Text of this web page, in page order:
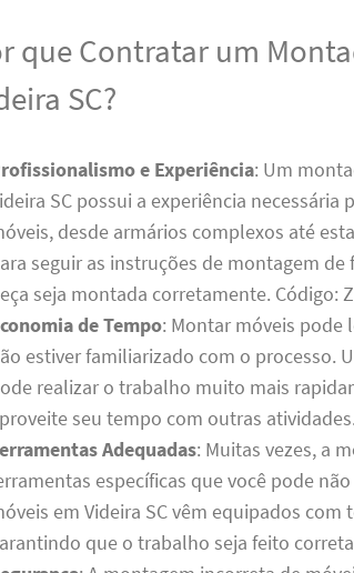
que Contratar um
SC?
e Experiência: Um
SC possui a experiência
desde armários complexos até
seguir as instruções de montagem
seja montada corretamente. Código:
de Tempo: Montar móveis pode
estiver familiarizado com o processo.
realizar o trabalho muito mais
seu tempo com outras atividades.
Adequadas: Muitas vezes, a
específicas que você pode
em Videira SC vêm equipados
que o trabalho seja feito